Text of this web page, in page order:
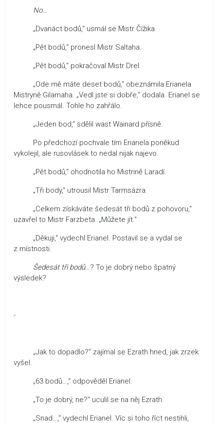
No…
„Dvanáct bodů,“ usmál se Mistr Čížika.
„Pět bodů,“ pronesl Mistr Saltaha.
„Pět bodů,“ pokračoval Mistr Drel.
„Ode mě máte deset bodů,“ obeznámila Erianela
Mistryně Gilamaha. „Vedl jste si dobře,“ dodala. Erianel se
lehce pousmál. Tohle ho zahřálo.
„Jeden bod,“ sdělil wast Wainard přísně.
Po předchozí pochvale tím Erianela poněkud
vykolejil, ale rusovlásek to nedal nijak najevo.
„Pět bodů,“ ohodnotila ho Mistrině Laradí.
„Tři body,“ utrousil Mistr Tarmsázra.
„Celkem získáváte šedesát tři bodů z pohovoru,“
uzavřel to Mistr Farzbeta. „Můžete jít.“
„Děkuji,“ vydechl Erianel. Postavil se a vydal se
z místnosti.
Šedesát tři bodů…? To je dobrý nebo špatný
výsledek?
-
„Jak to dopadlo?“ zajímal se Ezrath hned, jak zrzek
vyšel.
„63 bodů…,“ odpověděl Erianel.
„To je dobrý, ne?“ uculil se na něj Ezrath.
„Snad…,“ vydechl Erianel. Víc si toho říct nestihli,